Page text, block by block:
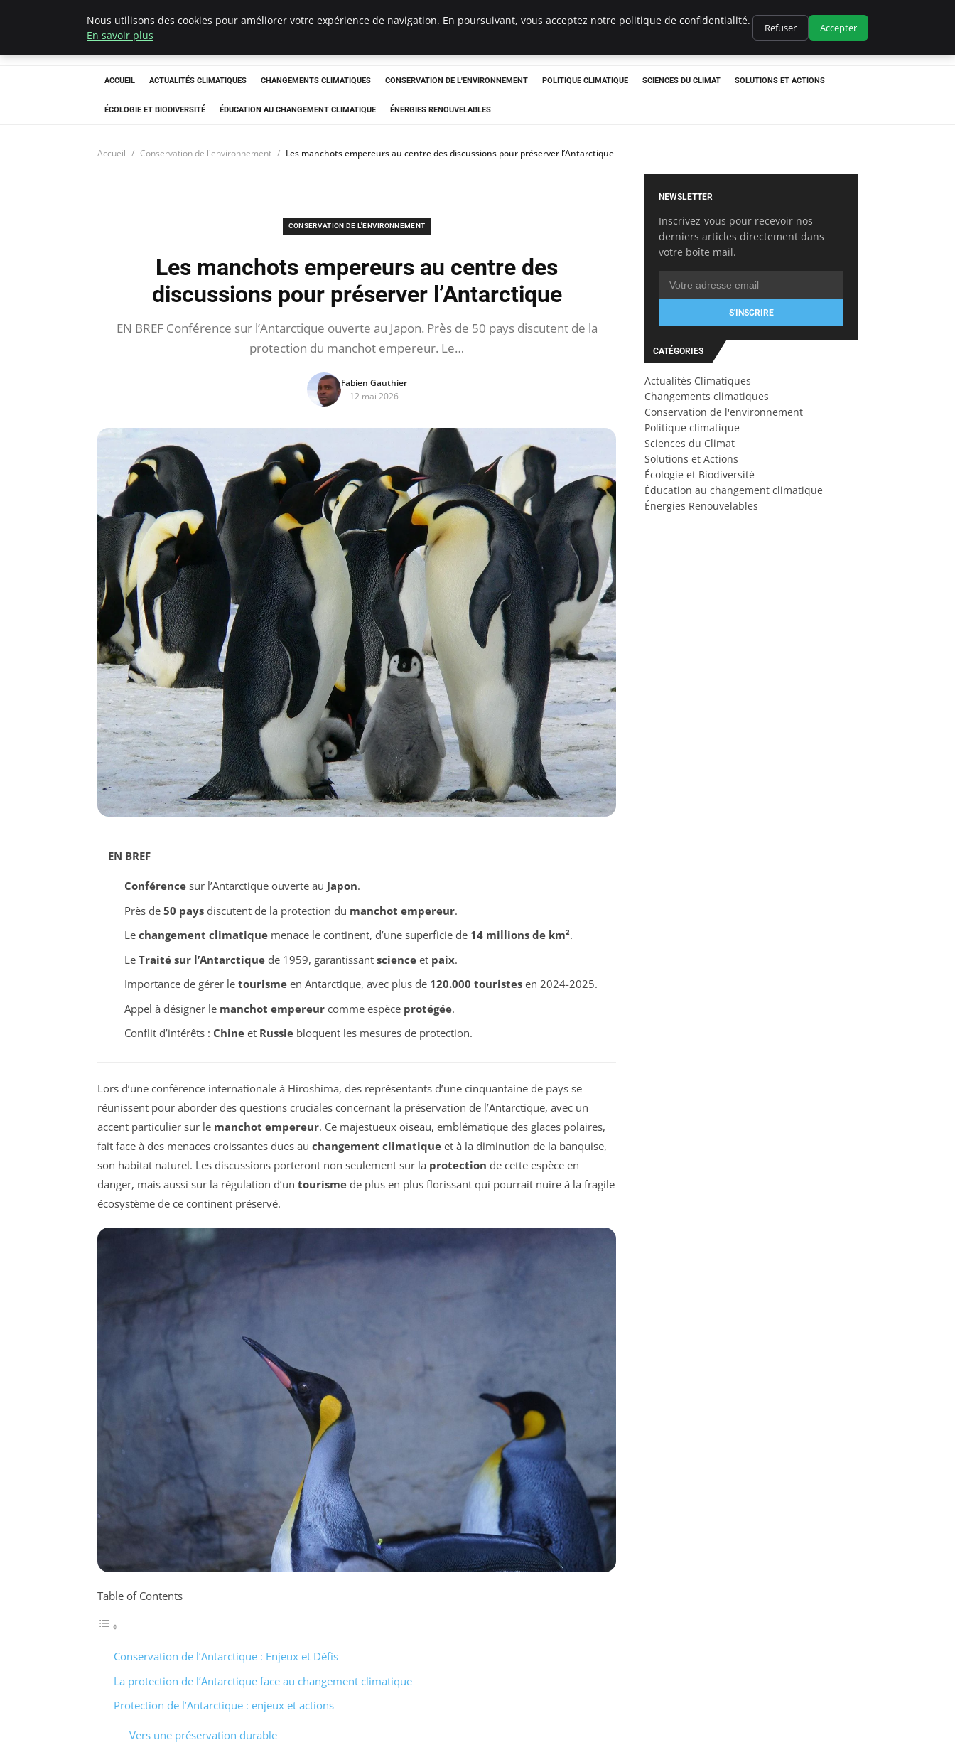
Climatedebtagents
ACCUEIL ACTUALITÉS CLIMATIQUES CHANGEMENTS CLIMATIQUES CONSERVATION DE L'ENVIRONNEMENT POLITIQUE CLIMATIQUE SCIENCES DU CLIMAT SOLUTIONS ET ACTIONS
ÉCOLOGIE ET BIODIVERSITÉ ÉDUCATION AU CHANGEMENT CLIMATIQUE ÉNERGIES RENOUVELABLES
Accueil Conservation de l'environnement Les manchots empereurs au centre des discussions pour préserver l’Antarctique
CONSERVATION DE L'ENVIRONNEMENT
Les manchots empereurs au centre des
discussions pour préserver l’Antarctique
EN BREF Conférence sur l’Antarctique ouverte au Japon. Près de 50 pays discutent de la
protection du manchot empereur. Le…
Fabien Gauthier
12 mai 2026
EN BREF
Conférencesur l’Antarctique ouverte au Japon.
Près de 50 paysdiscutent de la protection du manchot empereur.
Le changement climatiquemenace le continent, d’une superficie de 14 millions de km².
Le Traité sur l’Antarctiquede 1959, garantissant scienceet paix.
Importance de gérer le tourismeen Antarctique, avec plus de 120.000 touristesen 2024-2025.
Appel à désigner le manchot empereurcomme espèce protégée.
Conflit d’intérêts : Chineet Russiebloquent les mesures de protection.
Lors d’une conférence internationale à Hiroshima, des représentants d’une cinquantaine de pays se
réunissent pour aborder des questions cruciales concernant la préservation de l’Antarctique, avec un
accent particulier sur le manchot empereur. Ce majestueux oiseau, emblématique des glaces polaires,
fait face à des menaces croissantes dues au changement climatique et à la diminution de la banquise,
son habitat naturel. Les discussions porteront non seulement sur la protection de cette espèce en
danger, mais aussi sur la régulation d’un tourisme de plus en plus florissant qui pourrait nuire à la fragile
écosystème de ce continent préservé.
Table of Contents
Conservation de l’Antarctique : Enjeux et Défis
La protection de l’Antarctique face au changement climatique
Protection de l’Antarctique : enjeux et actions
Vers une préservation durable
NEWSLETTER
Inscrivez-vous pour recevoir nos
derniers articles directement dans
votre boîte mail.
S'INSCRIRE
CATÉGORIES
Actualités Climatiques
Changements climatiques
Conservation de l'environnement
Politique climatique
Sciences du Climat
Solutions et Actions
Écologie et Biodiversité
Éducation au changement climatique
Énergies Renouvelables
Nous utilisons des cookies pour améliorer votre expérience de navigation. En poursuivant, vous acceptez notre politique de confidentialité.
En savoir plus
Refuser Accepter